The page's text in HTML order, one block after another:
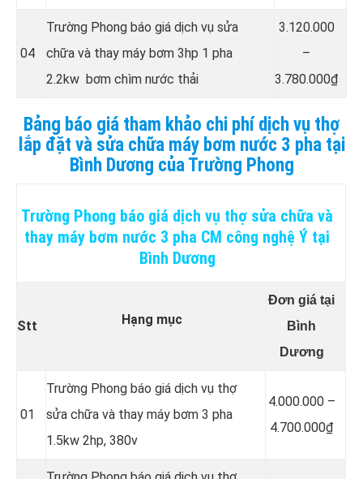
04
Trường Phong báo giá dịch vụ sửa
chữa và thay máy bơm 3hp 1 pha
2.2kw bơm chìm nước thải
3.120.000
–
3.780.000₫
Bảng báo giá tham khảo chi phí dịch vụ thợ
lắp đặt và sửa chữa máy bơm nước 3 pha tại
Bình Dương của Trường Phong
Trường Phong báo giá dịch vụ thợ sửa chữa và
thay máy bơm nước 3 pha CM công nghệ Ý tại
Bình Dương
Stt Hạng mục
Đơn giá tại
Bình
Dương
01
Trường Phong báo giá dịch vụ thợ
sửa chữa và thay máy bơm 3 pha
1.5kw 2hp, 380v
4.000.000 –
4.700.000₫